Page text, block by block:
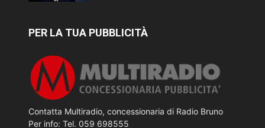
PER LA TUA PUBBLICITÀ
Contatta Multiradio, concessionaria di Radio Bruno
Per info: Tel. 059 698555